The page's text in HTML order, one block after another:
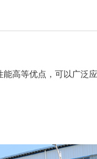
高等优点，可以广